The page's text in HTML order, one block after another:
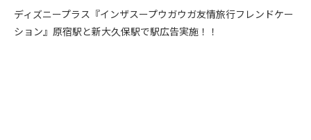
ディズニープラス『インザスープウガウガ友情旅行フレンドケー
ション』原宿駅と新大久保駅で駅広告実施！！